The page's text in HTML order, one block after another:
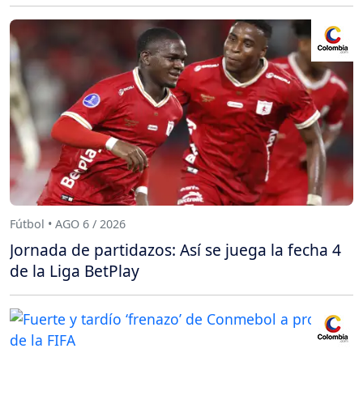
Fútbol • AGO 6 / 2026
Jornada de partidazos: Así se juega la fecha 4
de la Liga BetPlay